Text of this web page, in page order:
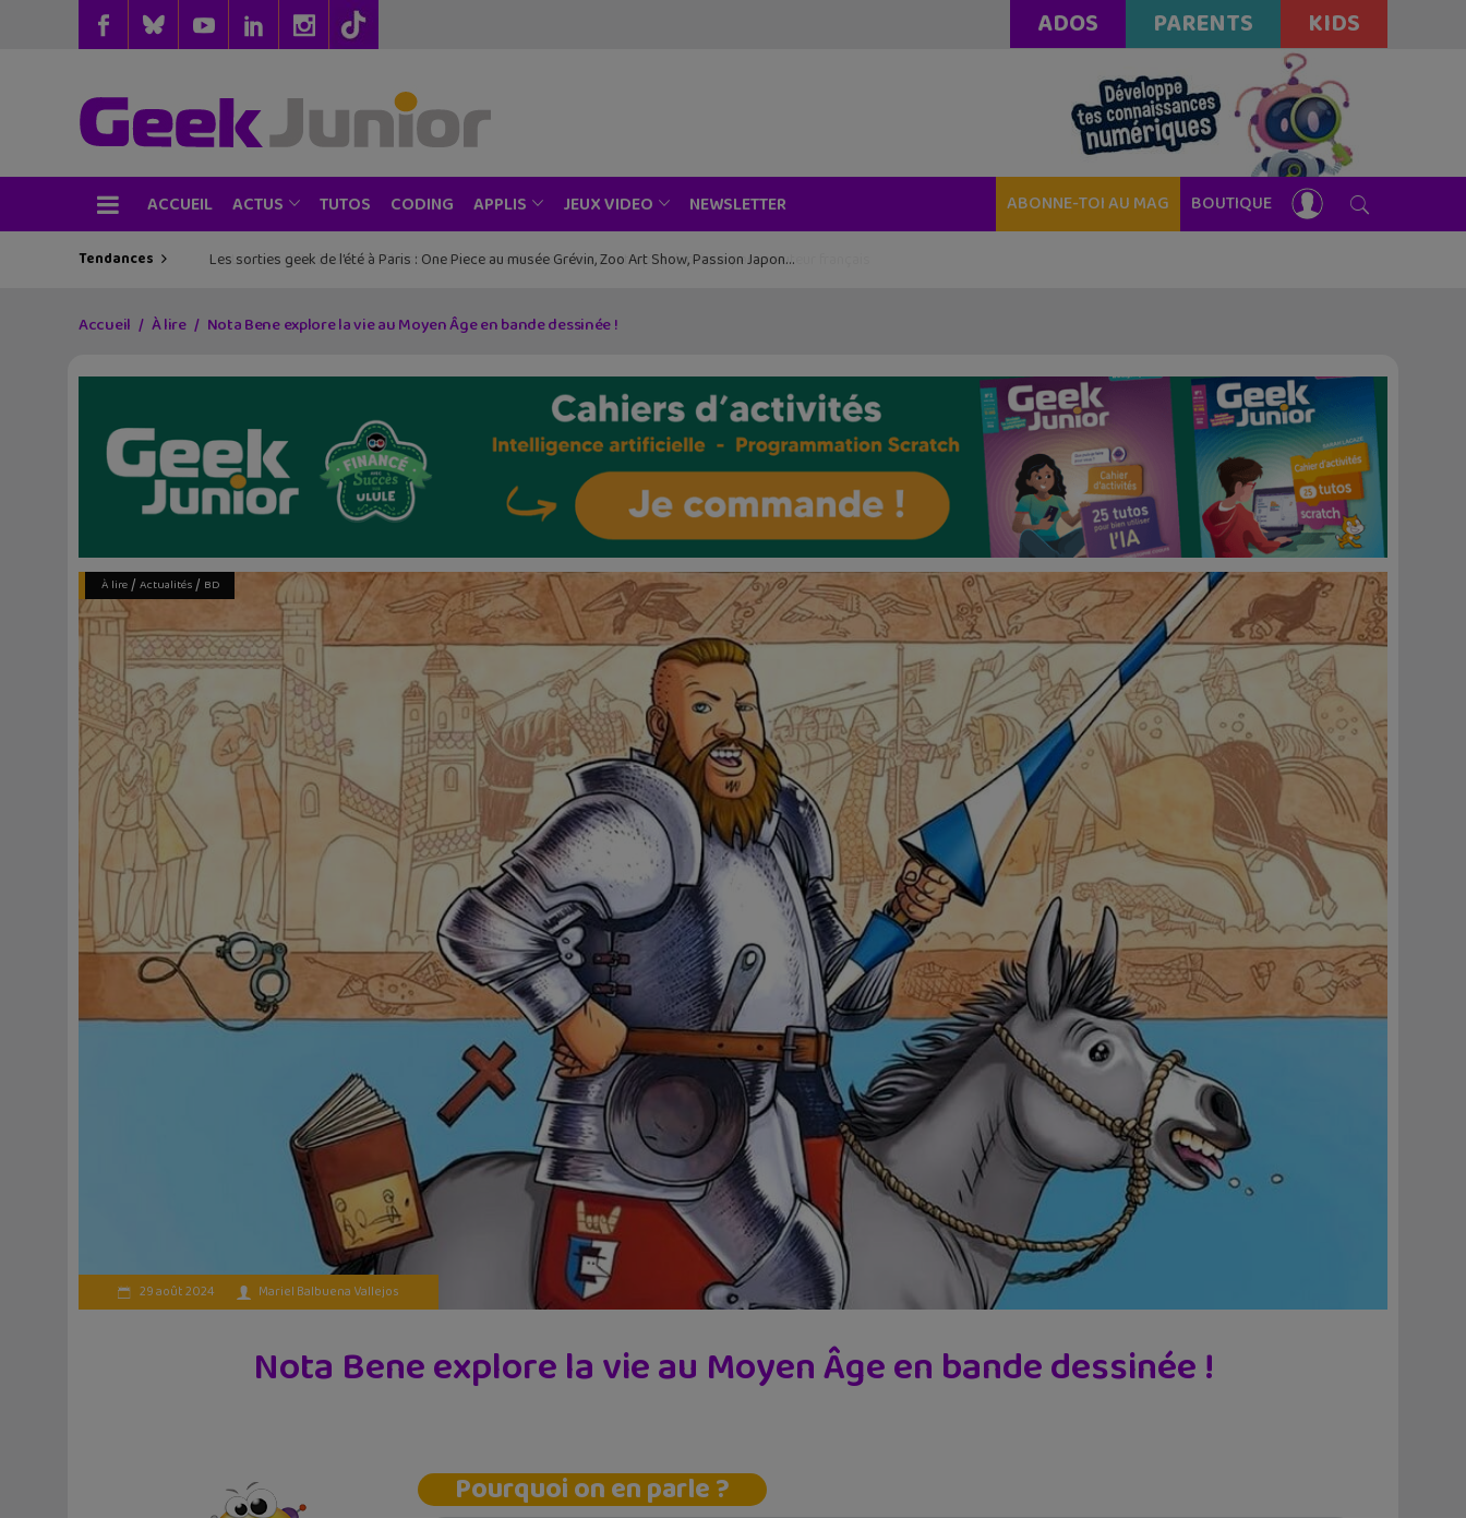
ADOS PARENTS KIDS
ACCUEIL ACTUS TUTOS CODING APPLIS JEUX VIDEO NEWSLETTER ABONNE-TOI AU MAG BOUTIQUE
Tendances Les sorties geek de l’été à Paris : One Piece au musée Grévin, Zoo Art Show, Passion Japon…
Accueil À lire Nota Bene explore la vie au Moyen Âge en bande dessinée !
À lire/ Actualités/ BD
29 août 2024 Mariel Balbuena Vallejos
Nota Bene explore la vie au Moyen Âge en bande dessinée !
Pourquoi on en parle ?